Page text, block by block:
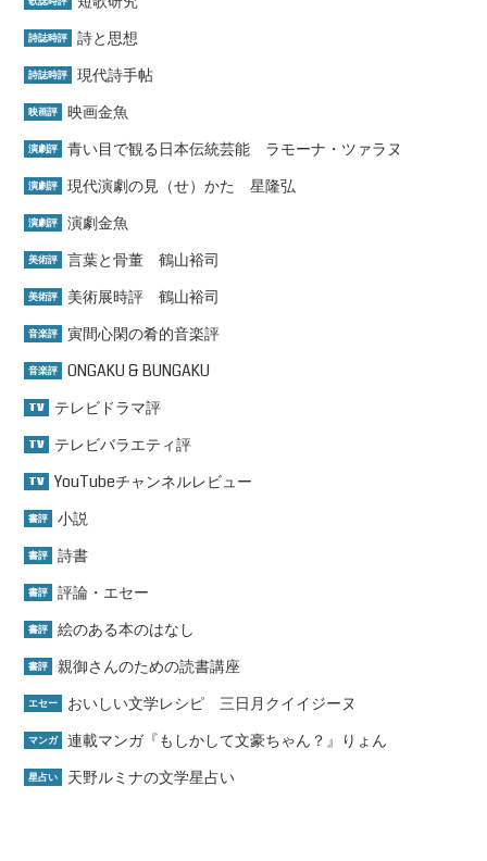
詩誌時評 詩と思想
詩誌時評 現代詩手帖
映画評 映画金魚
演劇評 青い目で観る日本伝統芸能 ラモーナ・ツァラヌ
演劇評 現代演劇の見（せ）かた 星隆弘
演劇評 演劇金魚
美術評 言葉と骨董 鶴山裕司
美術評 美術展時評 鶴山裕司
音楽評 寅間心閑の肴的音楽評
音楽評 ONGAKU & BUNGAKU
TV テレビドラマ評
TV テレビバラエティ評
TV YouTubeチャンネルレビュー
書評 小説
書評 詩書
書評 評論・エセー
書評 絵のある本のはなし
書評 親御さんのための読書講座
エセー おいしい文学レシピ 三日月クイイジーヌ
マンガ 連載マンガ『もしかして文豪ちゃん？』りょん
星占い 天野ルミナの文学星占い